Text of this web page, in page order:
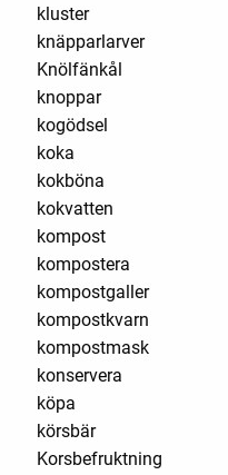
kluster
knäpparlarver
Knölfänkål
knoppar
kogödsel
koka
kokböna
kokvatten
kompost
kompostera
kompostgaller
kompostkvarn
kompostmask
konservera
köpa
körsbär
Korsbefruktning